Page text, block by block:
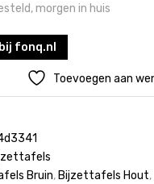
morgen in huis
fonq.nl
Toevoegen aan
Bruin, Bijzettafels Hout,